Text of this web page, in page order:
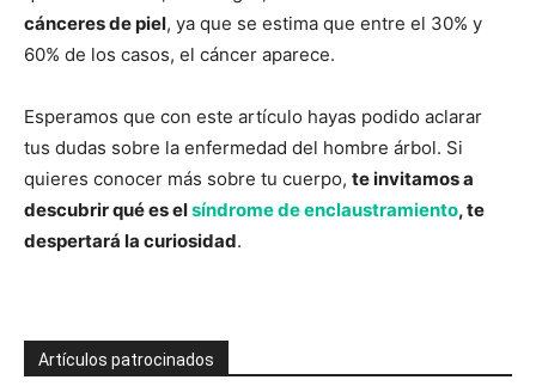
cánceres de piel, ya que se estima que entre el 30% y
60% de los casos, el cáncer aparece.
Esperamos que con este artículo hayas podido aclarar
tus dudas sobre la enfermedad del hombre árbol. Si
quieres conocer más sobre tu cuerpo, te invitamos a
descubrir qué es elsíndrome de enclaustramiento, te
despertará la curiosidad.
Artículos patrocinados